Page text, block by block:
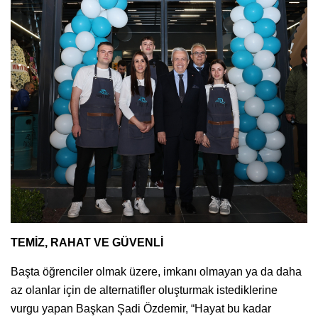
TEMİZ, RAHAT VE GÜVENLİ
Başta öğrenciler olmak üzere, imkanı olmayan ya da daha
az olanlar için de alternatifler oluşturmak istediklerine
vurgu yapan Başkan Şadi Özdemir, “Hayat bu kadar